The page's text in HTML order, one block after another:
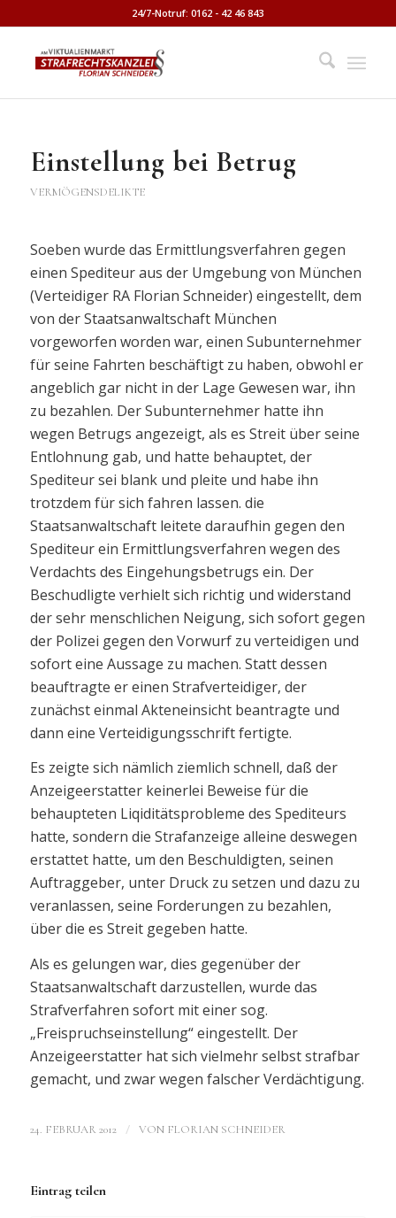
24/7-Notruf: 0162 - 42 46 843
Einstellung bei Betrug
VERMÖGENSDELIKTE
Soeben wurde das Ermittlungsverfahren gegen
einen Spediteur aus der Umgebung von München
(Verteidiger RA Florian Schneider) eingestellt, dem
von der Staatsanwaltschaft München
vorgeworfen worden war, einen Subunternehmer
für seine Fahrten beschäftigt zu haben, obwohl er
angeblich gar nicht in der Lage Gewesen war, ihn
zu bezahlen. Der Subunternehmer hatte ihn
wegen Betrugs angezeigt, als es Streit über seine
Entlohnung gab, und hatte behauptet, der
Spediteur sei blank und pleite und habe ihn
trotzdem für sich fahren lassen. die
Staatsanwaltschaft leitete daraufhin gegen den
Spediteur ein Ermittlungsverfahren wegen des
Verdachts des Eingehungsbetrugs ein. Der
Beschudligte verhielt sich richtig und widerstand
der sehr menschlichen Neigung, sich sofort gegen
der Polizei gegen den Vorwurf zu verteidigen und
sofort eine Aussage zu machen. Statt dessen
beauftragte er einen Strafverteidiger, der
zunächst einmal Akteneinsicht beantragte und
dann eine Verteidigungsschrift fertigte.
Es zeigte sich nämlich ziemlich schnell, daß der
Anzeigeerstatter keinerlei Beweise für die
behaupteten Liqiditätsprobleme des Spediteurs
hatte, sondern die Strafanzeige alleine deswegen
erstattet hatte, um den Beschuldigten, seinen
Auftraggeber, unter Druck zu setzen und dazu zu
veranlassen, seine Forderungen zu bezahlen,
über die es Streit gegeben hatte.
Als es gelungen war, dies gegenüber der
Staatsanwaltschaft darzustellen, wurde das
Strafverfahren sofort mit einer sog.
„Freispruchseinstellung“ eingestellt. Der
Anzeigeerstatter hat sich vielmehr selbst strafbar
gemacht, und zwar wegen falscher Verdächtigung.
24. FEBRUAR 2012 / VON FLORIAN SCHNEIDER
Eintrag teilen